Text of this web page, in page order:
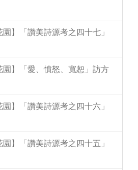
】「讚美詩源考之四十七」
園】「愛、憤怒、寬恕」訪方
】「讚美詩源考之四十六」
】「讚美詩源考之四十五」